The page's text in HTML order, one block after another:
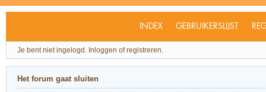
INDEX GEBRUIKERSLIJST
Je bent niet ingelogd. Inloggen of registreren.
Het forum gaat sluiten